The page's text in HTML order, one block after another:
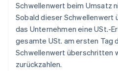
Schwellenwert beim Umsatz
Sobald dieser Schwellenwert
das Unternehmen eine USt.-
gesamte USt. am ersten Tag
Schwellenwert überschritten
zurückzahlen.